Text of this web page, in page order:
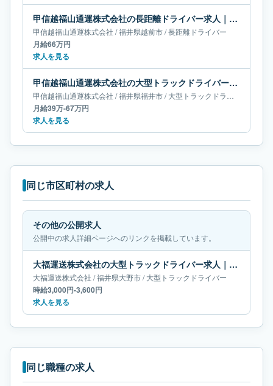
甲信越福山通運株式会社の長距離ドライバー求人｜福井県越前市｜月給66万円
甲信越福山通運株式会社 /福井県越前市/長距離ドライバー
月給66万円
求人を見る
甲信越福山通運株式会社の大型トラックドライバー求人｜福井県福井市｜月給39万-67万円
甲信越福山通運株式会社 /福井県福井市/大型トラックドライバー
月給39万-67万円
求人を見る
同じ市区町村の求人
その他の公開求人
公開中の求人詳細ページへのリンクを掲載しています。
大福運送株式会社の大型トラックドライバー求人｜福井県大野市
大福運送株式会社 /福井県大野市/大型トラックドライバー
時給3,000円-3,600円
求人を見る
同じ職種の求人